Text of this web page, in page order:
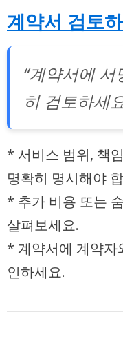
계약서 검토
“계약서에
히 검토하세
* 서비스 범위, 책
명확히 명시해야
* 추가 비용 또는
살펴보세요.
* 계약서에 계약자
인하세요.